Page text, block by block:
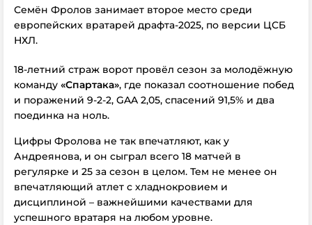
Семён Фролов занимает второе место среди
европейских вратарей драфта-2025, по версии ЦСБ
НХЛ.
18-летний страж ворот провёл сезон за молодёжную
команду «Спартака», где показал соотношение побед
и поражений 9-2-2, GAA 2,05, спасений 91,5% и два
поединка на ноль.
Цифры Фролова не так впечатляют, как у
Андреянова, и он сыграл всего 18 матчей в
регулярке и 25 за сезон в целом. Тем не менее он
впечатляющий атлет с хладнокровием и
дисциплиной – важнейшими качествами для
успешного вратаря на любом уровне.